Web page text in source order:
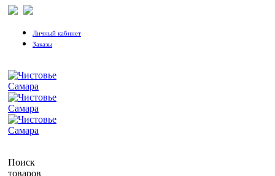
Личный кабинет
Заказы
Поиск
товаров